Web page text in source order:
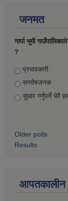
जनमत
नार्पा भूमी
?
Choices
प्रभावकारी
सन्तोषजनक
सुधार गर्नुपर्ने धेरै
Older polls
Results
आपतकालीन